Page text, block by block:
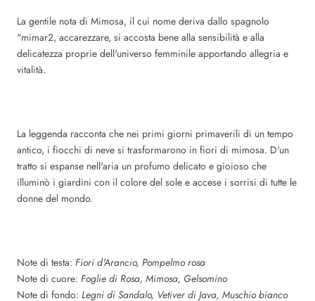
La gentile nota di Mimosa, il cui nome deriva dallo spagnolo
"mimar2, accarezzare, si accosta bene alla sensibilità e alla
delicatezza proprie dell'universo femminile apportando allegria e
vitalità.
La leggenda racconta che nei primi giorni primaverili di un tempo
antico, i fiocchi di neve si trasformarono in fiori di mimosa. D'un
tratto si espanse nell'aria un profumo delicato e gioioso che
illuminò i giardini con il colore del sole e accese i sorrisi di tutte le
donne del mondo.
Note di testa: Fiori d'Arancio, Pompelmo rosa
Note di cuore: Foglie di Rosa, Mimosa, Gelsomino
Note di fondo: Legni di Sandalo, Vetiver di Java, Muschio bianco